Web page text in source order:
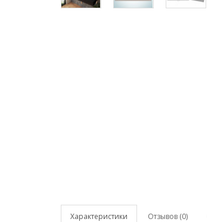
Характеристики Отзывов (0)